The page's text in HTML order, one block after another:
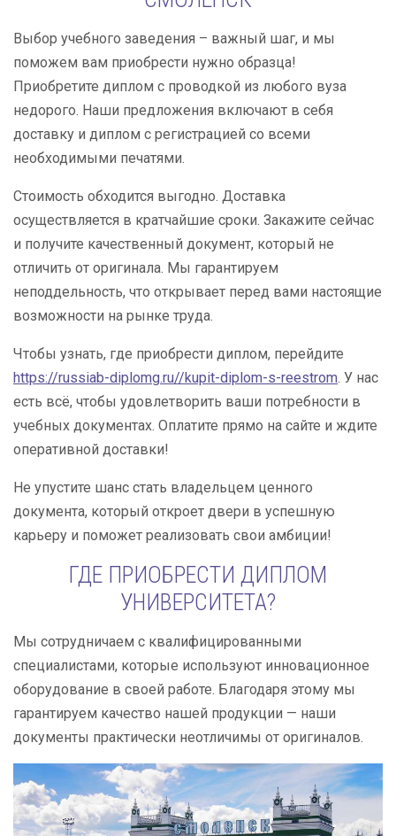
Выбор учебного заведения – важный шаг, и мы
поможем вам приобрести нужно образца!
Приобретите диплом с проводкой из любого вуза
недорого. Наши предложения включают в себя
доставку и диплом с регистрацией со всеми
необходимыми печатями.
Стоимость обходится выгодно. Доставка
осуществляется в кратчайшие сроки. Закажите сейчас
и получите качественный документ, который не
отличить от оригинала. Мы гарантируем
неподдельность, что открывает перед вами настоящие
возможности на рынке труда.
Чтобы узнать, где приобрести диплом, перейдите
https://russiab-diplomg.ru//kupit-diplom-s-reestrom. У нас
есть всё, чтобы удовлетворить ваши потребности в
учебных документах. Оплатите прямо на сайте и ждите
оперативной доставки!
Не упустите шанс стать владельцем ценного
документа, который откроет двери в успешную
карьеру и поможет реализовать свои амбиции!
ГДЕ ПРИОБРЕСТИ ДИПЛОМ
УНИВЕРСИТЕТА?
Мы сотрудничаем с квалифицированными
специалистами, которые используют инновационное
оборудование в своей работе. Благодаря этому мы
гарантируем качество нашей продукции — наши
документы практически неотличимы от оригиналов.